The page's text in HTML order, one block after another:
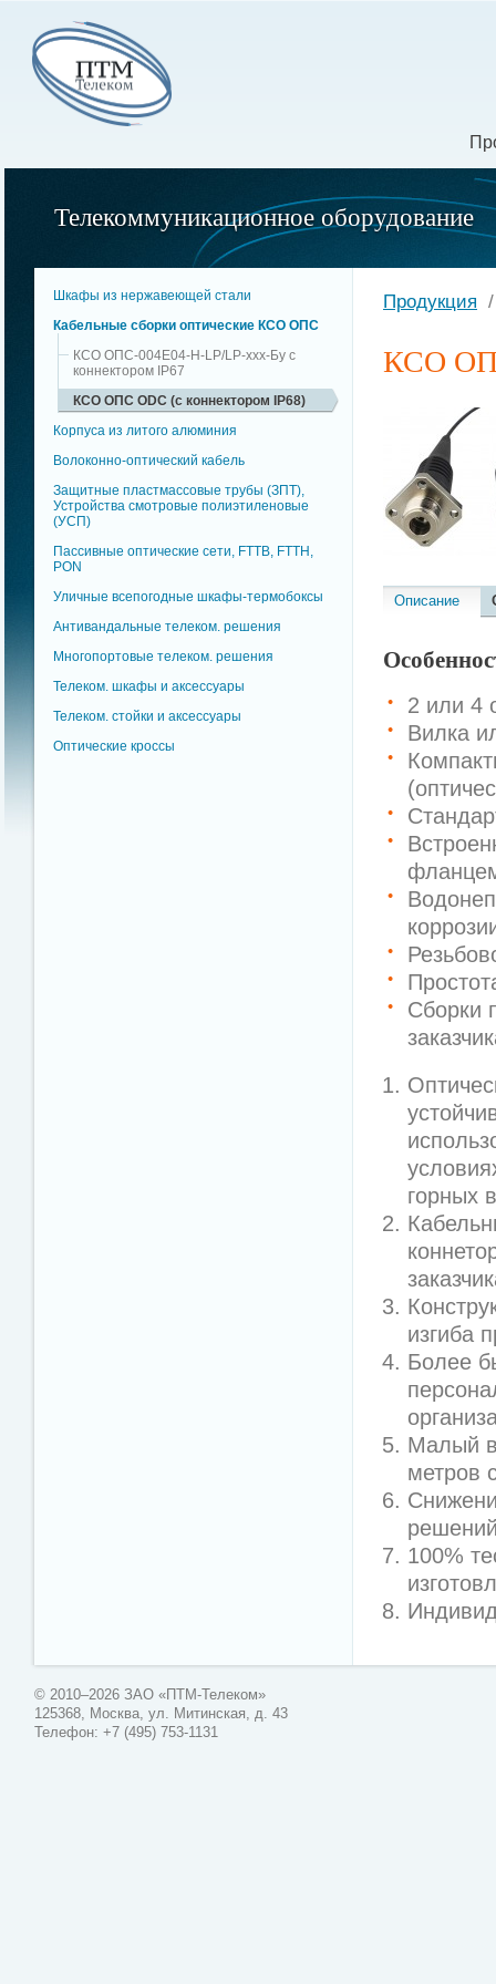
Телекоммуникационное оборудование
Шкафы из нержавеющей стали
Кабельные сборки оптические КСО ОПC
КСО ОПС-004Е04-H-LP/LP-ххх-Бу с
коннектором IP67
КСО ОПС ODC (с коннектором IP68)
Корпуса из литого алюминия
Волоконно-оптический кабель
Защитные пластмассовые трубы (ЗПТ),
Устройства смотровые полиэтиленовые
(УСП)
Пассивные оптические сети, FTTB, FTTH,
PON
Уличные всепогодные шкафы-термобоксы
Антивандальные телеком. решения
Многопортовые телеком. решения
Телеком. шкафы и аксессуары
Телеком. стойки и аксессуары
Оптические кроссы
Продукция
КСО
Описание
2 или 4
Вилка
Сборки
горных
изгиба
Более
Малый
метров
100%
© 2010–2026 ЗАО «ПТМ-Телеком»
125368, Москва, ул. Митинская, д. 43
Телефон: +7 (495) 753-1131